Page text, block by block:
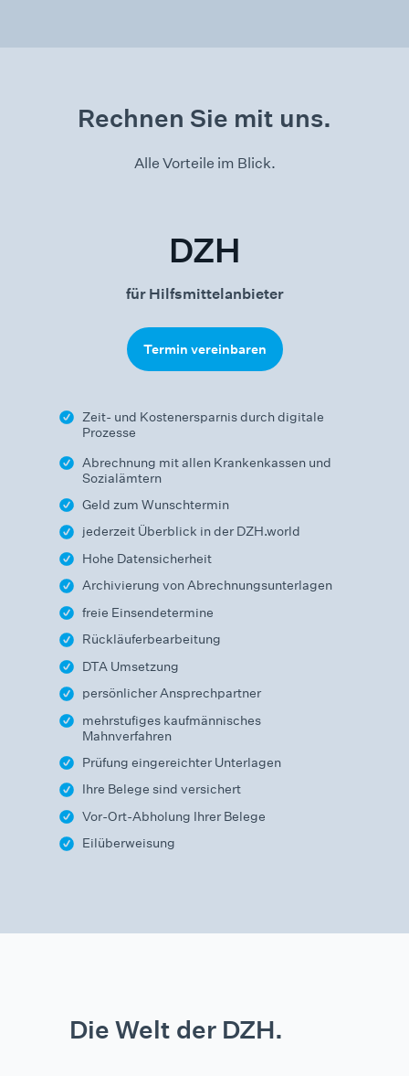
Rechnen Sie mit uns.
Alle Vorteile im Blick.
DZH
für Hilfsmittelanbieter
Termin vereinbaren
Zeit- und Kostenersparnis durch digitale
Prozesse
Abrechnung mit allen Krankenkassen und
Sozialämtern
Geld zum Wunschtermin
jederzeit Überblick in der DZH.world
Hohe Datensicherheit
Archivierung von Abrechnungsunterlagen
freie Einsendetermine
Rückläuferbearbeitung
DTA Umsetzung
persönlicher Ansprechpartner
mehrstufiges kaufmännisches
Mahnverfahren
Prüfung eingereichter Unterlagen
Ihre Belege sind versichert
Vor-Ort-Abholung Ihrer Belege
Eilüberweisung
Die Welt der DZH.